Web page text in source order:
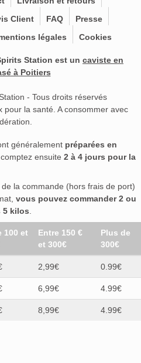
Client FAQ
Presse
légales Cookies
Station est un caviste en
à Poitiers
- Tous droits réservés
pour la santé. A consommer avec
généralement préparées en
ensuite 2 à 4 jours pour la
la commande (hors frais de port)
vous pouvez commander 2 ou
5 kilos
100 et
Entre 150 €
et 300€
Plus de
300€
2,99€ 0.99€
6,99€ 4.99€
8,99€ 4.99€